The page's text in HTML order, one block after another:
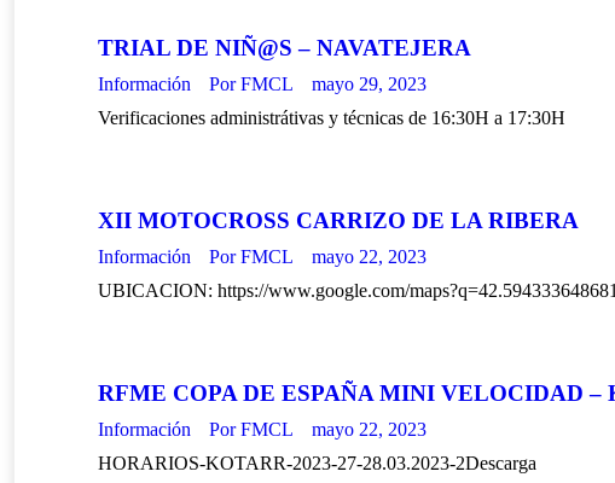
TRIAL DE NIÑ@S – NAVATEJERA
Información PorFMCL
mayo 29, 2023
Verificaciones administrátivas y técnicas de 16:30H a 17:30H
XII MOTOCROSS CARRIZO DE LA RIBERA
Información PorFMCL
mayo 22, 2023
UBICACION: https://www.google.com/
RFME COPA DE ESPAÑA MINI VELOCIDAD –
Información PorFMCL
mayo 22, 2023
HORARIOS-KOTARR-2023-27-28.03.2023-2Descarga